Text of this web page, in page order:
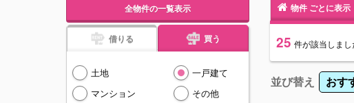
全物件の一覧表示
借りる 買う
土地
一戸建て
マンション
その他
物件ごとに表示
25 件が該当しまし
並び替え おす